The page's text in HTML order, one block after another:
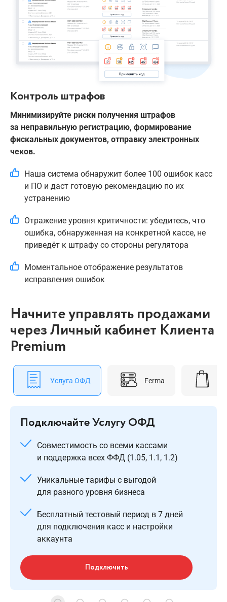
Контроль штрафов
Минимизируйте риски получения штрафов
за неправильную регистрацию, формирование
фискальных документов, отправку электронных
чеков.
Наша система обнаружит более 100 ошибок касс
и ПО и даст готовую рекомендацию по их
устранению
Отражение уровня критичности: убедитесь, что
ошибка, обнаруженная на конкретной кассе, не
приведёт к штрафу со стороны регулятора
Моментальное отображение результатов
исправления ошибок
Начните управлять продажами
через Личный кабинет Клиента
Premium
Услуга ОФД Ferma
Подключайте Услугу ОФД
Совместимость со всеми кассами
и поддержка всех ФФД (1.05, 1.1, 1.2)
Уникальные тарифы с выгодой
для разного уровня бизнеса
Бесплатный тестовый период в 7 дней
для подключения касс и настройки
аккаунта
Подключить